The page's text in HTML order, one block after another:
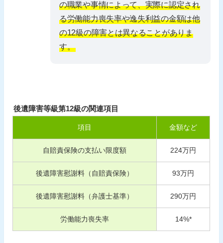
の職業や事情によって、実際に認定され
る労働能力喪失率や逸失利益の金額は他
の12級の障害とは異なることがありま
す。
後遺障害等級第12級の関連項目
項目 金額など
自賠責保険の支払い限度額 224万円
後遺障害慰謝料（自賠責保険） 93万円
後遺障害慰謝料（弁護士基準） 290万円
労働能力喪失率 14%*